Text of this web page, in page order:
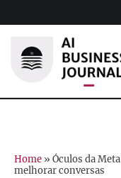
Home » Óculos da
melhorar conversas